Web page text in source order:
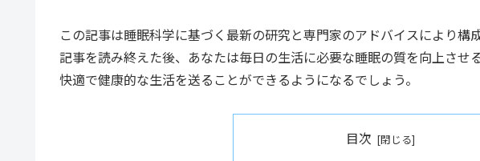
この記事は睡眠科学に基づく最新の研究と専門家のアドバイスにより構
記事を読み終えた後、あなたは毎日の生活に必要な睡眠の質を向上させ
快適で健康的な生活を送ることができるようになるでしょう。
目次